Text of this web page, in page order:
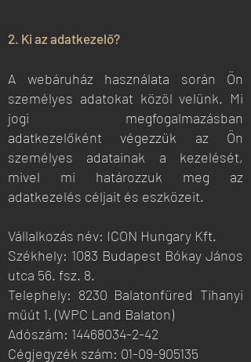
2. Ki az adatkezelő?
A webáruház használata során Ön
személyes adatokat közöl velünk. Mi
jogi megfogalmazásban
adatkezelőként végezzük az Ön
személyes adatainak a kezelését,
mivel mi határozzuk meg az
adatkezelés céljait és eszközeit.
Vállalkozás név: ICON Hungary Kft.
Székhely: 1083 Budapest Bókay János
utca 56. fsz. 8.
Telephely: 8230 Balatonfüred Tihanyi
műút 1. (WPC Land Balaton)
Adószám: 14468034-2-42
Cégjegyzék szám: 01-09-905135